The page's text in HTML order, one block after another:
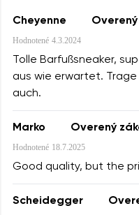
Cheyenne
Hodnotené 4.3.2024
Tolle Barfußsneaker,
aus wie erwartet.
auch.
Marko Overený
Hodnotené 18.7.2025
Good quality, but the
Scheidegger